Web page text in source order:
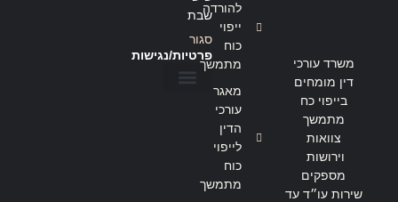
משרד עורכי
דין מומחים
בייפוי כח
מתמשך
צוואות
וירושות
מספקים
שירות עו״ד עד
להורדה
ייפוי
כוח
מתמשך
מאגר
עורכי
הדין
לייפוי
כוח
מתמשך
שבת
סגור
פרטיות/נגישות